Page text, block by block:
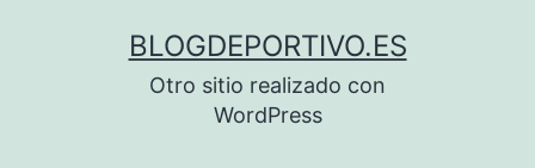
BLOGDEPORTIVO.ES
Otro sitio realizado con
WordPress